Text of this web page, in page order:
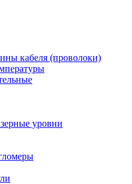
кабеля (проволоки)
уровни